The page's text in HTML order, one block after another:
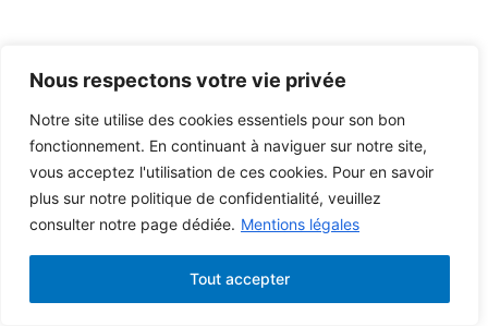
Nous respectons votre vie privée
Notre site utilise des cookies essentiels pour son bon
fonctionnement. En continuant à naviguer sur notre site,
vous acceptez l'utilisation de ces cookies. Pour en savoir
plus sur notre politique de confidentialité, veuillez
consulter notre page dédiée. Mentions légales
Tout accepter